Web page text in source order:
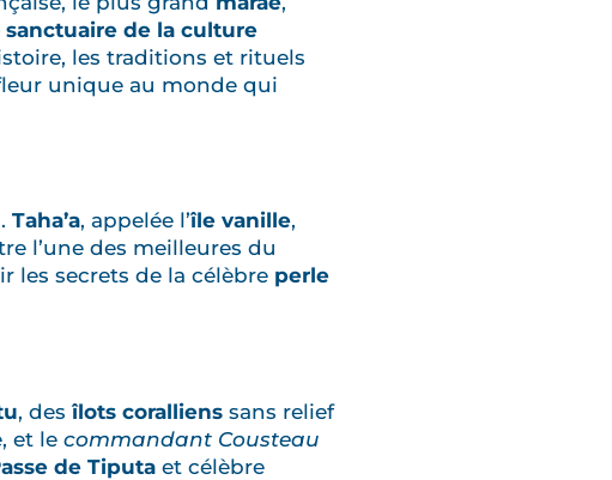
sanctuaire de la culture
les traditions et rituels
unique au monde qui
Taha’a, appelée l’île vanille,
l’une des meilleures du
les secrets de la célèbre perle
, desîlots coralliens sans relief
et le commandant Cousteau
de Tiputa et célèbre